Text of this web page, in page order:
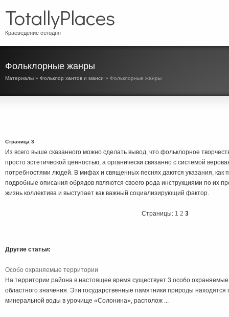
TotallyPlaces
Краеведение сегодня
Фольклорные жанры
Материалы » Фольклор хантов и манси » Фольклорные жанры
Страница 3
Из всего выше сказанного можно сделать вывод, что фольклорное
просто эстетической ценностью, а органически связанно с системой
потребностями людей. В мифах и священных песнях даются указания, как
подробные описания обрядов являются своего рода инструкциями по их
жизнь коллектива и выступает как важный социализирующий фактор.
Страницы: 1 2 3
Другие статьи:
Особо охраняемые территории
На территории района в настоящее время существует 3 особо
областного значения. Эти государственные памятники природы находятся
минеральной воды в урочище «Солонина», располож ...